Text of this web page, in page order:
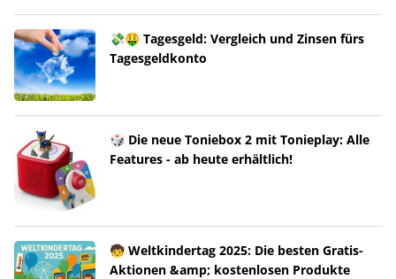
💸🤑 Tagesgeld: Vergleich und Zinsen fürs
Tagesgeldkonto
🎲 Die neue Toniebox 2 mit Tonieplay: Alle
Features - ab heute erhältlich!
🧒 Weltkindertag 2025: Die besten Gratis-
Aktionen &amp; kostenlosen Produkte